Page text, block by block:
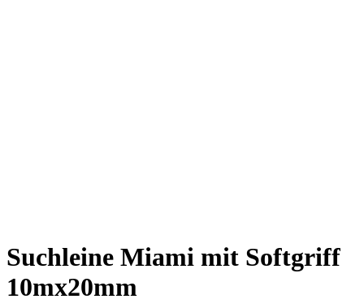
Suchleine Miami mit Softgriff
10mx20mm